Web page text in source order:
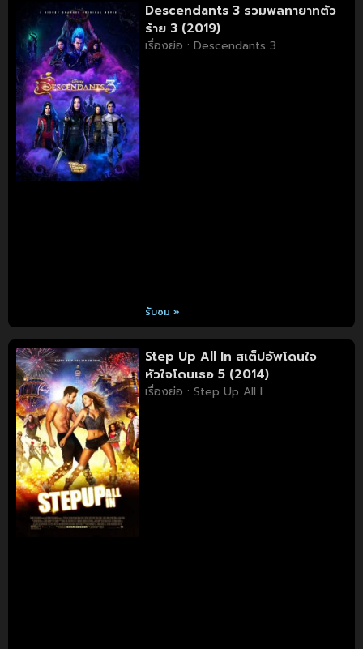
Descendants 3 รวมพลทายาทตัว
ร้าย 3 (2019)
เรื่องย่อ : Descendants 3
รับชม »
Step Up All In สเต็ปอัพโดนใจ
หัวใจโดนเธอ 5 (2014)
เรื่องย่อ : Step Up All I